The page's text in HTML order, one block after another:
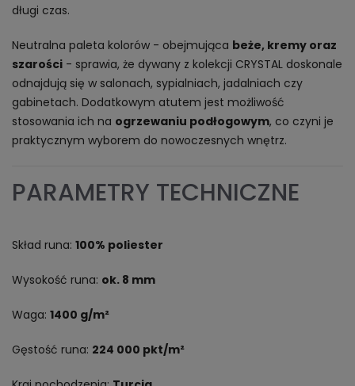
długi czas.
Neutralna paleta kolorów - obejmująca beże, kremy oraz
szarości - sprawia, że dywany z kolekcji CRYSTAL doskonale
odnajdują się w salonach, sypialniach, jadalniach czy
gabinetach. Dodatkowym atutem jest możliwość
stosowania ich na ogrzewaniu podłogowym, co czyni je
praktycznym wyborem do nowoczesnych wnętrz.
PARAMETRY TECHNICZNE
Skład runa: 100% poliester
Wysokość runa: ok. 8 mm
Waga: 1400 g/m²
Gęstość runa: 224 000 pkt/m²